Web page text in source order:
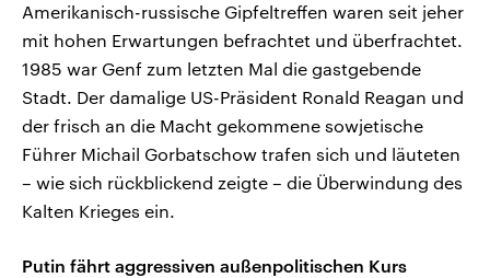
Amerikanisch-russische Gipfeltreffen waren seit jeher
mit hohen Erwartungen befrachtet und überfrachtet.
1985 war Genf zum letzten Mal die gastgebende
Stadt. Der damalige US-Präsident Ronald Reagan und
der frisch an die Macht gekommene sowjetische
Führer Michail Gorbatschow trafen sich und läuteten
– wie sich rückblickend zeigte – die Überwindung des
Kalten Krieges ein.
Putin fährt aggressiven außenpolitischen Kurs